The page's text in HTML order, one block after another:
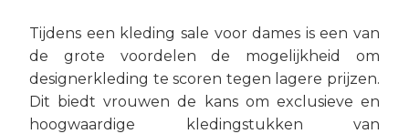
Tijdens een kleding sale voor dames is een van
de grote voordelen de mogelijkheid om
designerkleding te scoren tegen lagere prijzen.
Dit biedt vrouwen de kans om exclusieve en
hoogwaardige kledingstukken van